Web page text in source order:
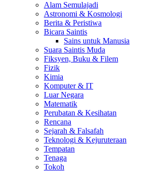
Alam Semulajadi
Astronomi & Kosmologi
Berita & Peristiwa
Bicara Saintis
Sains untuk Manusia
Suara Saintis Muda
Fiksyen, Buku & Filem
Fizik
Kimia
Komputer & IT
Luar Negara
Matematik
Perubatan & Kesihatan
Rencana
Sejarah & Falsafah
Teknologi & Kejuruteraan
Tempatan
Tenaga
Tokoh